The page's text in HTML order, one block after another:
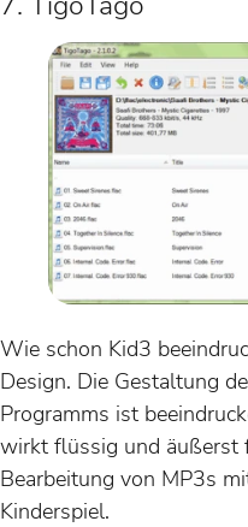
Wie schon Kid3
Design. Die Gestaltung
Programms ist
wirkt flüssig und äußerst
Bearbeitung von MP3s
Kinderspiel.